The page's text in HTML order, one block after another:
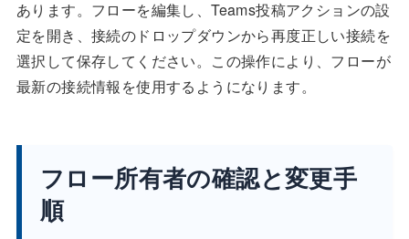
あります。フローを編集し、Teams投稿アクションの設
定を開き、接続のドロップダウンから再度正しい接続を
選択して保存してください。この操作により、フローが
最新の接続情報を使用するようになります。
フロー所有者の確認と変更手
順